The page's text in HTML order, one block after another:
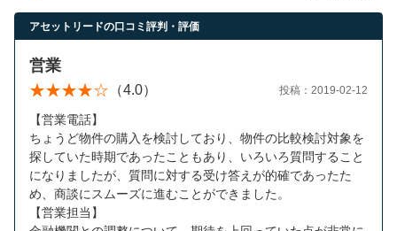
営業時間：10:00〜19:00(土日祝も営業中) 定休日：水
電話する
アセットリードの口コミ評判・評価
営業
（4.0） 投稿：2019-02-12
【営業電話】
ちょうど物件の購入を検討しており、物件の比較検討対象を
探していた時期であったこともあり、いろいろ質問すること
になりましたが、質問に対する受け答えが的確であったた
め、商談にスムーズに進むことができました。
【営業担当】